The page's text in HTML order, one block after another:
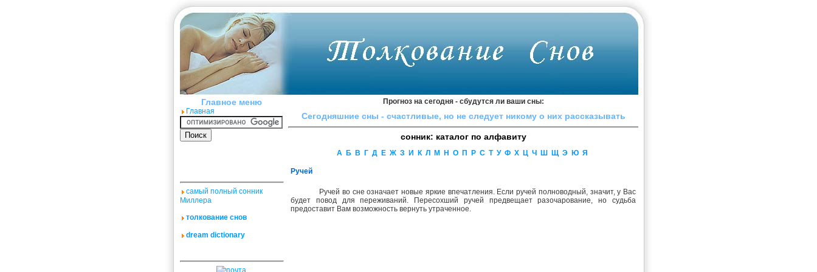
Главное меню
Главная
самый полный сонник
Миллера
толкование снов
dream dictionary
Прогноз на сегодня - сбудутся ли ваши сны:
Сегодняшние сны - cчacтливыe, нo нe cлeдyeт никoмy o ниx paccкaзывaть
сонник: каталог по алфавиту
А Б В Г Д Е Ж З И К Л М Н О П Р С Т У Ф Х Ц Ч Ш Щ Э Ю Я
Ручей
Ручей во сне означает новые яркие впечатления. Если ручей полноводный, значит, у Вас
будет повод для переживаний. Пересохший ручей предвещает разочарование, но судьба
предоставит Вам возможность вернуть утраченное.